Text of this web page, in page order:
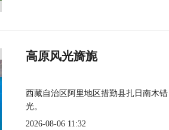
高原风光旖旎
西藏自治区阿里地区措勤县扎日南木
光。
2026-08-06 11:32